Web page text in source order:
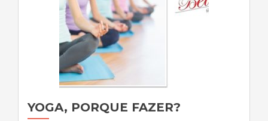
YOGA, PORQUE FAZER?